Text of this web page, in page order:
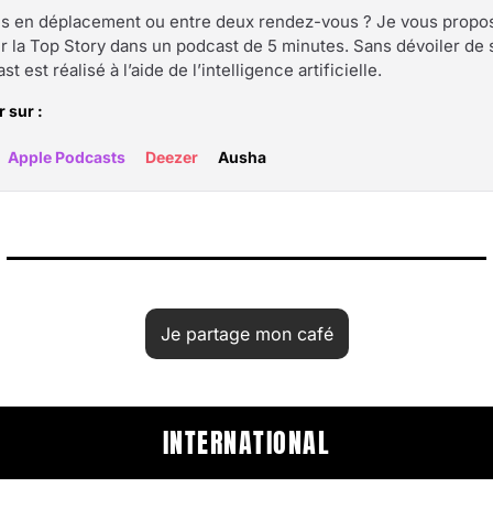
en déplacement ou entre deux rendez-vous ? Je vous
la Top Story dans un podcast de 5 minutes. Sans dévoiler de
est réalisé à l’aide de l’intelligence artificielle.
sur :
Apple Podcasts Deezer Ausha
Je partage mon café
INTERNATIONAL